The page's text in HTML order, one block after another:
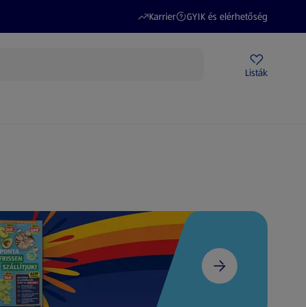
Karrier
(új oldalon nyílik meg)
GYIK és elérhetőség
(új oldalon nyílik meg)
Listák